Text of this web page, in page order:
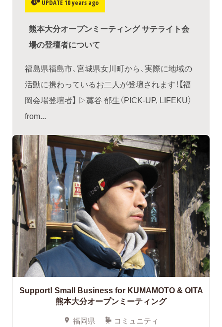
UPDATE 10 years ago
熊本大分オープンミーティング サテライト会
場の登壇者について
福島県福島市、宮城県女川町から、実際に地域の
活動に携わっているお二人が登壇されます！【福
岡会場登壇者】 ▷藁谷 郁生（PICK-UP, LIFEKU）
from...
Support! Small Business for KUMAMOTO & OITA
熊本大分オープンミーティング
福岡県 コミュニティ